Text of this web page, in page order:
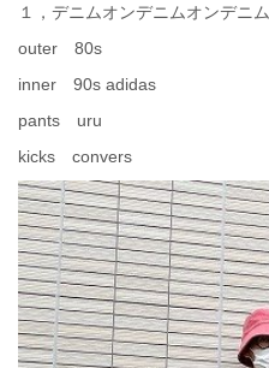
１，デニムオンデニムオンデニム
outer 80s
inner 90s adidas
pants uru
kicks convers